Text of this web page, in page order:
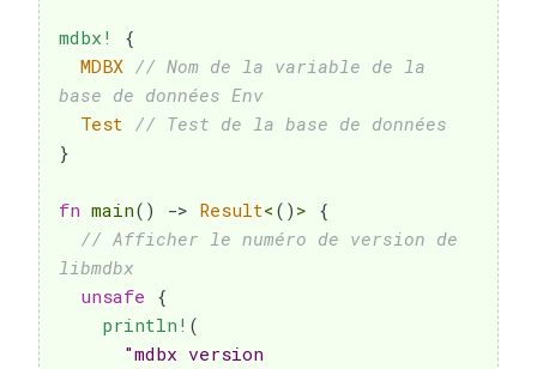
mdbx!
{
MDBX // Nom de la variable de la
base de données Env
Test
// Test de la base de données
}
fn main( ) -> Result< ( ) > {
// Afficher le numéro de version de
libmdbx
unsafe {
println! (
"mdbx version